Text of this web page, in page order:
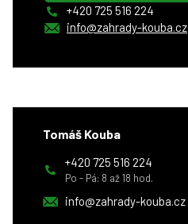
+420 725 516 224
info@zahrady-kouba.cz
Tomáš Kouba
+420 725 516 224
Po - Pá: 8 až 18 hod.
info@zahrady-kouba.cz